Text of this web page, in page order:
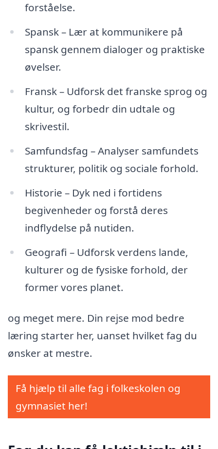
forståelse.
Spansk – Lær at kommunikere på
spansk gennem dialoger og praktiske
øvelser.
Fransk – Udforsk det franske sprog og
kultur, og forbedr din udtale og
skrivestil.
Samfundsfag – Analyser samfundets
strukturer, politik og sociale forhold.
Historie – Dyk ned i fortidens
begivenheder og forstå deres
indflydelse på nutiden.
Geografi – Udforsk verdens lande,
kulturer og de fysiske forhold, der
former vores planet.
og meget mere. Din rejse mod bedre
læring starter her, uanset hvilket fag du
ønsker at mestre.
Få hjælp til alle fag i folkeskolen og
gymnasiet her!